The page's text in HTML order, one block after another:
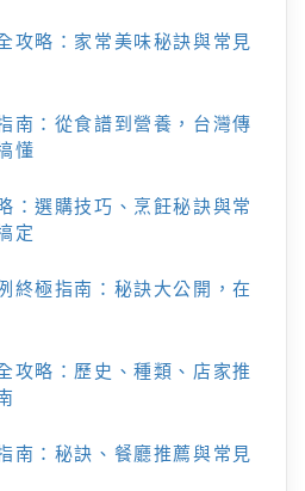
攻略：家常美味秘訣與常見
南：從食譜到營養，台灣傳
懂
：選購技巧、烹飪秘訣與常
定
終極指南：秘訣大公開，在
攻略：歷史、種類、店家推
南：秘訣、餐廳推薦與常見